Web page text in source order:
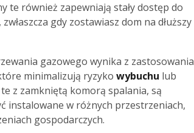
te również zapewniają stały dostęp do
gdy zostawiasz dom na dłuższy
gazowego wynika z zastosowania
minimalizują ryzyko wybuchu lub
te z zamkniętą komorą spalania, są
instalowane w różnych przestrzeniach,
gospodarczych.